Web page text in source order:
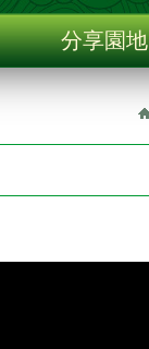
分享園地